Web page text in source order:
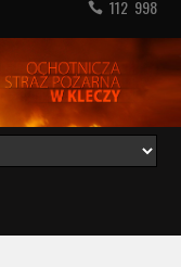
112 998